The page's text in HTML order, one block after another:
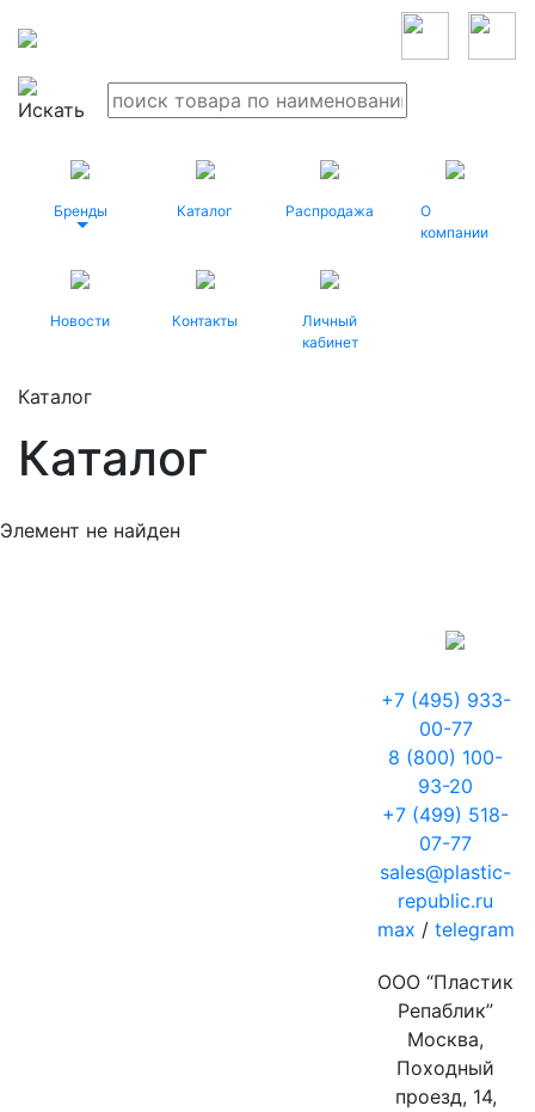
Бренды Каталог Распродажа
О
компании
Новости Контакты
Личный
кабинет
Каталог
Каталог
Элемент не найден
+7 (495) 933-
00-77
8 (800) 100-
93-20
+7 (499) 518-
07-77
sales@plastic-
republic.ru
max / telegram
ООО “Пластик
Репаблик”
Москва,
Походный
проезд, 14,